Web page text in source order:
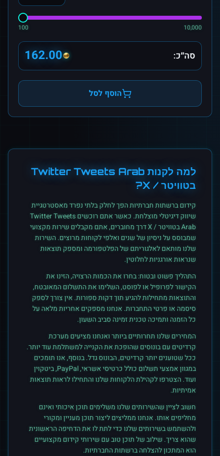
100 10,000
סה״כ: 162.00
הוסף לסל
למה לקנות Twitter Tweets Arab
בטוויטר / X ?
קידום ברשתות חברתיות הפך לחלק בלתי נפרד מאסטרטגיית
שיווק דיגיטלי מוצלחת. כאשר אתם רוכשיםTwitter Tweets
Arabבטוויטר / X
דרך מחוברים, אתם מקבלים שירות מקצועי
שמבוסס על ניסיון של שנים ואלפי לקוחות מרוצים. השירות
שלנו מותאם לאלגוריתם של הפלטפורמה ומספק תוצאות
שנראות אורגניות לחלוטין.
התהליך פשוט ובטוח: בחרו את הכמות הרצויה, הזינו את
הקישור לפרופיל או לפוסט, השלימו את התשלום המאובטח,
והתוצאות מתחילות להגיע תוך דקות ספורות. אין צורך לספק
סיסמה או פרטי התחברות. אנחנו מספקים אחריות מלאה על
כל הזמנה ותמיכה טכנית זמינה סביב השעון.
המחירים שלנו תחרותיים ביותר ואנחנו מציעים מערכת
קרדיטים עם בונוסים שהופכת את הקנייה למשתלמת עוד יותר.
ככל שטוענים יותר קרדיטים, הבונוס גדל. בנוסף, אנו תומכים
במגוון אמצעי תשלום כולל כרטיסי אשראי, PayPal, ביטקוין
ועוד. הצטרפו לקהילת הלקוחות שלנו והתחילו לראות תוצאות
אמיתיות.
חשוב לציין שהשירותים שלנו משלימים תוכן איכותי ואינם
מחליפים אותו. אנחנו ממליצים ליצור תוכן מעניין ומקורי
ולהשתמש בשירותים שלנו כדי לתת לו את הדחיפה הראשונית
שהוא צריך. שילוב של תוכן טוב עם שירותי קידום מקצועיים
הוא המתכון להצלחה ברשתות החברתיות.